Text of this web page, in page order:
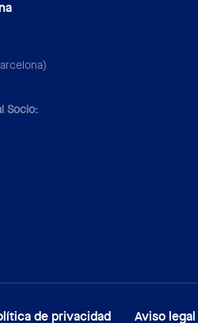
Socio:
de privacidad Aviso legal